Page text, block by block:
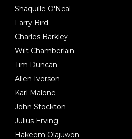
Shaquille O'Neal
Larry Bird
Charles Barkley
Wilt Chamberlain
Tim Duncan
Allen Iverson
Karl Malone
John Stockton
Julius Erving
Hakeem Olajuwon